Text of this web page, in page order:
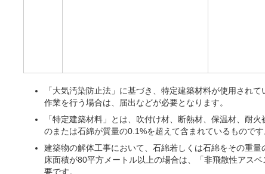
「大気汚染防止法」に基づき、特定建築材料が使用され
作業を行う場合は、届出などが必要となります。
「特定建築材料」とは、吹付け材、断熱材、保温材、耐
のまたは石綿が質量の0.1%を超えて含まれているものです
建築物の解体工事において、石綿若しくは石綿をその重量
床面積が80平方メートル以上の場合は、「非飛散性アス
要です。